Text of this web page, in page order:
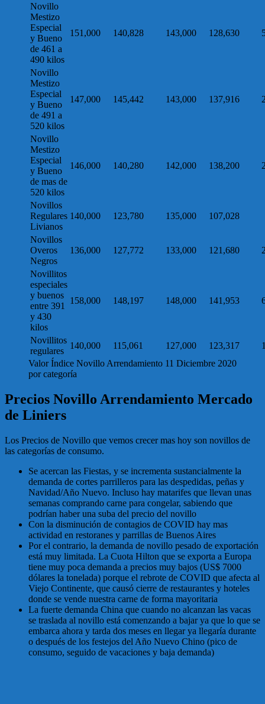
Novillo
Mestizo
Especial
y Bueno
de 461 a
490 kilos
151,000 140,828 143,000 128,630
Novillo
Mestizo
Especial
y Bueno
de 491 a
520 kilos
147,000 145,442 143,000 137,916
Novillo
Mestizo
Especial
y Bueno
de mas de
520 kilos
146,000 140,280 142,000 138,200
Novillos
Regulares
Livianos
140,000 123,780 135,000 107,028
Novillos
Overos
Negros
136,000 127,772 133,000 121,680
Novillitos
especiales
y buenos
entre 391
y 430
kilos
158,000 148,197 148,000 141,953
Novillitos
regulares
140,000 115,061 127,000 123,317
Valor Índice Novillo Arrendamiento 11 Diciembre 2020
por categoría
Precios Novillo Arrendamiento Mercado
de Liniers
Los Precios de Novillo que vemos crecer mas hoy son novillos de
las categorías de consumo.
Se acercan las Fiestas, y se incrementa sustancialmente la
demanda de cortes parrilleros para las despedidas, peñas y
Navidad/Año Nuevo. Incluso hay matarifes que llevan unas
semanas comprando carne para congelar, sabiendo que
podrían haber una suba del precio del novillo
Con la disminución de contagios de COVID hay mas
actividad en restoranes y parrillas de Buenos Aires
Por el contrario, la demanda de novillo pesado de exportación
está muy limitada. La Cuota Hilton que se exporta a Europa
tiene muy poca demanda a precios muy bajos (US$ 7000
dólares la tonelada) porque el rebrote de COVID que afecta al
Viejo Continente, que causó cierre de restaurantes y hoteles
donde se vende nuestra carne de forma mayoritaria
La fuerte demanda China que cuando no alcanzan las vacas
se traslada al novillo está comenzando a bajar ya que lo que se
embarca ahora y tarda dos meses en llegar ya llegaría durante
o después de los festejos del Año Nuevo Chino (pico de
consumo, seguido de vacaciones y baja demanda)